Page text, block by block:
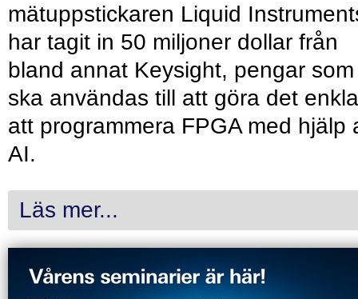
mätuppstickaren Liquid
har tagit in 50 miljoner dollar från
bland annat Keysight, pengar som
ska användas till att göra det
att programmera FPGA med hjälp
AI.
Läs mer...